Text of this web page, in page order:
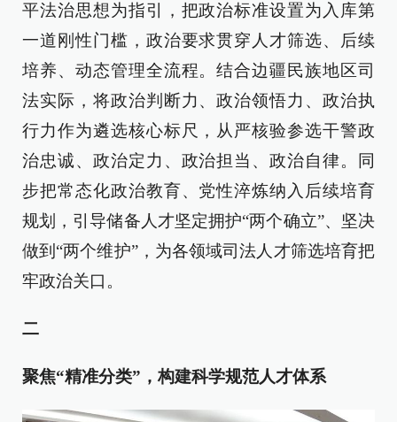
平法治思想为指引，把政治标准设置为入库第
一道刚性门槛，政治要求贯穿人才筛选、后续
培养、动态管理全流程。结合边疆民族地区司
法实际，将政治判断力、政治领悟力、政治执
行力作为遴选核心标尺，从严核验参选干警政
治忠诚、政治定力、政治担当、政治自律。同
步把常态化政治教育、党性淬炼纳入后续培育
规划，引导储备人才坚定拥护“两个确立”、坚决
做到“两个维护”，为各领域司法人才筛选培育把
牢政治关口。
二
聚焦“精准分类”，构建科学规范人才体系